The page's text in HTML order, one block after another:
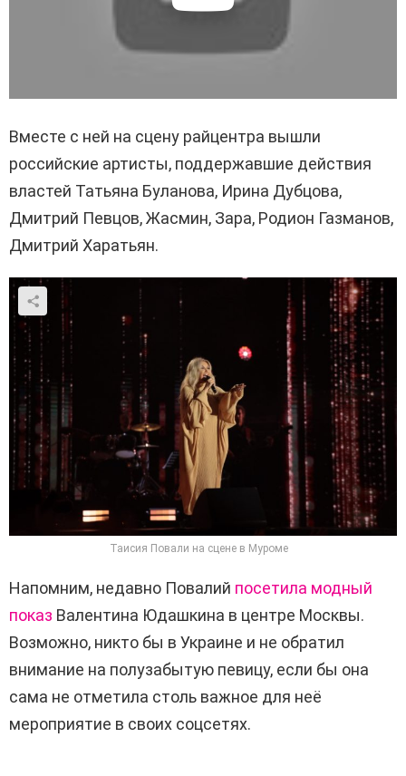
Вместе с ней на сцену райцентра вышли
российские артисты, поддержавшие действия
властей Татьяна Буланова, Ирина Дубцова,
Дмитрий Певцов, Жасмин, Зара, Родион Газманов,
Дмитрий Харатьян.
Таисия Повали на сцене в Муроме
Напомним, недавно Повалий посетила модный
показ Валентина Юдашкина в центре Москвы.
Возможно, никто бы в Украине и не обратил
внимание на полузабытую певицу, если бы она
сама не отметила столь важное для неё
мероприятие в своих соцсетях.